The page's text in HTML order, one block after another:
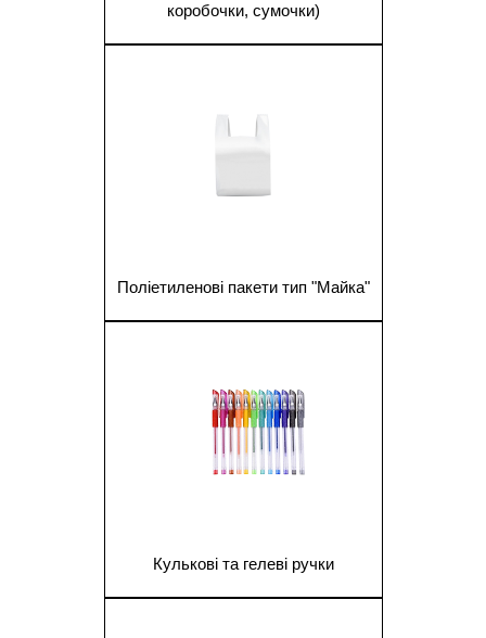
коробочки, сумочки)
Поліетиленові пакети тип "Майка"
Кулькові та гелеві ручки